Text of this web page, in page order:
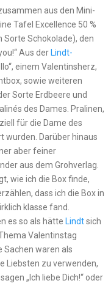
aus den Mini-
Tafel Excellence 50 %
Sorte Schokolade), den
Aus der Lindt-
einem Valentinsherz,
sowie weiteren
Sorte Erdbeere und
des Dames. Pralinen,
für die Dame des
wurden. Darüber hinaus
aber feiner
aus dem Grohverlag.
wie ich die Box finde,
dass ich die Box in
klasse fand.
es so als hätte Lindtsich
Valentinstag
Sachen waren als
Liebsten zu verwenden,
„Ich liebe Dich!“ oder